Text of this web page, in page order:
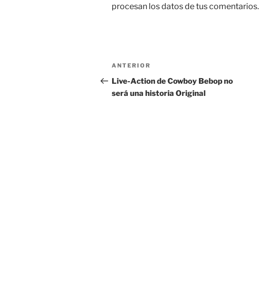
procesan los datos de tus comentarios.
Navegación
de
entradas
Entrada
anterior:
ANTERIOR
Live-Action de Cowboy Bebop no
será una historia Original